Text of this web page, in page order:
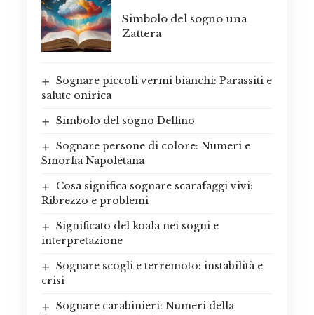
Simbolo del sogno una
Zattera
Sognare piccoli vermi bianchi: Parassiti e
salute onirica
Simbolo del sogno Delfino
Sognare persone di colore: Numeri e
Smorfia Napoletana
Cosa significa sognare scarafaggi vivi:
Ribrezzo e problemi
Significato del koala nei sogni e
interpretazione
Sognare scogli e terremoto: instabilità e
crisi
Sognare carabinieri: Numeri della